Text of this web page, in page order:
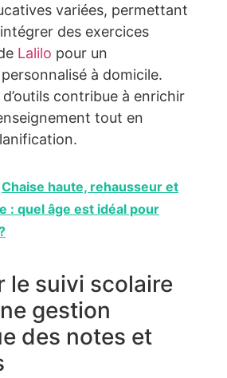
variées, permettant
des exercices
Lalilo pour un
à domicile.
contribue à enrichir
tout en
Chaise haute, rehausseur et
: quel âge est idéal pour
le suivi scolaire
gestion
des notes et